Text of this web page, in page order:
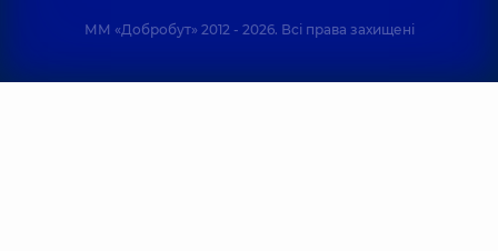
ММ «Добробут» 2012 - 2026. Всі права захищені